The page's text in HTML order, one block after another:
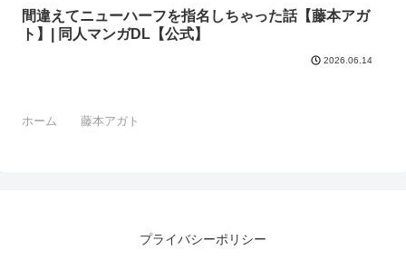
間違えてニューハーフを指名しちゃった話【藤本アガ
ト】| 同人マンガDL【公式】
2026.06.14
ホーム 藤本アガト
プライバシーポリシー